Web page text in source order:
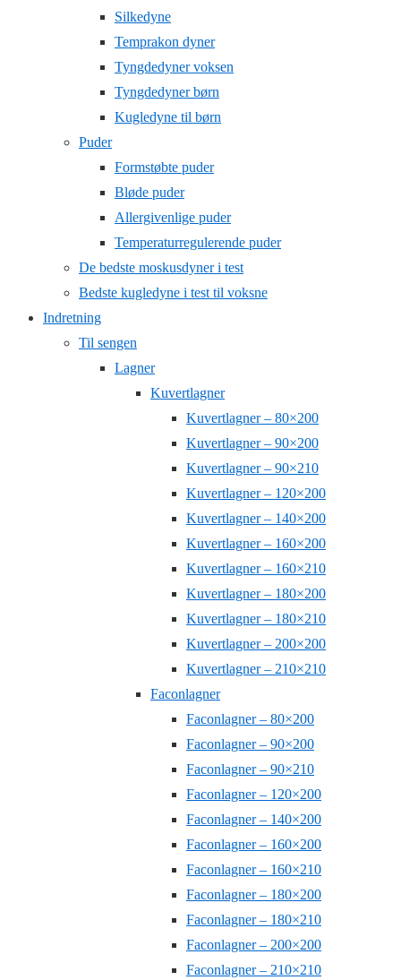
Silkedyne
Temprakon dyner
Tyngdedyner voksen
Tyngdedyner børn
Kugledyne til børn
Puder
Formstøbte puder
Bløde puder
Allergivenlige puder
Temperaturregulerende puder
De bedste moskusdyner i test
Bedste kugledyne i test til voksne
Indretning
Til sengen
Lagner
Kuvertlagner
Kuvertlagner – 80×200
Kuvertlagner – 90×200
Kuvertlagner – 90×210
Kuvertlagner – 120×200
Kuvertlagner – 140×200
Kuvertlagner – 160×200
Kuvertlagner – 160×210
Kuvertlagner – 180×200
Kuvertlagner – 180×210
Kuvertlagner – 200×200
Kuvertlagner – 210×210
Faconlagner
Faconlagner – 80×200
Faconlagner – 90×200
Faconlagner – 90×210
Faconlagner – 120×200
Faconlagner – 140×200
Faconlagner – 160×200
Faconlagner – 160×210
Faconlagner – 180×200
Faconlagner – 180×210
Faconlagner – 200×200
Faconlagner – 210×210